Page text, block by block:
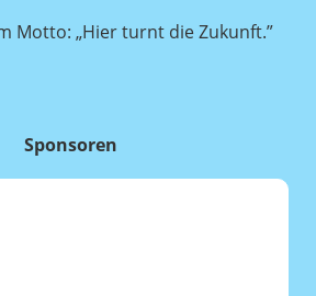
Motto: „Hier turnt die Zukunft.”
Sponsoren